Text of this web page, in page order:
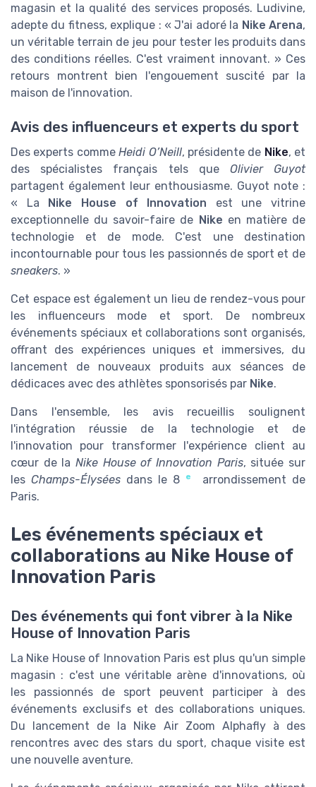
magasin et la qualité des services proposés. Ludivine,
adepte du fitness, explique : « J'ai adoré la Nike Arena,
un véritable terrain de jeu pour tester les produits dans
des conditions réelles. C'est vraiment innovant. » Ces
retours montrent bien l'engouement suscité par la
maison de l'innovation.
Avis des influenceurs et experts du sport
Des experts commeHeidi O’Neill, présidente de Nike, et
des spécialistes français tels que Olivier Guyot
partagent également leur enthousiasme. Guyot note :
« La Nike House of Innovation est une vitrine
exceptionnelle du savoir-faire de Nike en matière de
technologie et de mode. C'est une destination
incontournable pour tous les passionnés de sport et de
sneakers. »
Cet espace est également un lieu de rendez-vous pour
les influenceurs mode et sport. De nombreux
événements spéciaux et collaborations sont organisés,
offrant des expériences uniques et immersives, du
lancement de nouveaux produits aux séances de
dédicaces avec des athlètes sponsorisés par Nike.
Dans l'ensemble, les avis recueillis soulignent
l'intégration réussie de la technologie et de
l'innovation pour transformer l'expérience client au
cœur de la Nike House of Innovation Paris, située sur
les Champs-Élysées dans le 8 e
arrondissement de
Paris.
Les événements spéciaux et
collaborations au Nike House of
Innovation Paris
Des événements qui font vibrer à la Nike
House of Innovation Paris
La Nike House of Innovation Paris est plus qu'un simple
magasin : c'est une véritable arène d'innovations, où
les passionnés de sport peuvent participer à des
événements exclusifs et des collaborations uniques.
Du lancement de la Nike Air Zoom Alphafly à des
rencontres avec des stars du sport, chaque visite est
une nouvelle aventure.